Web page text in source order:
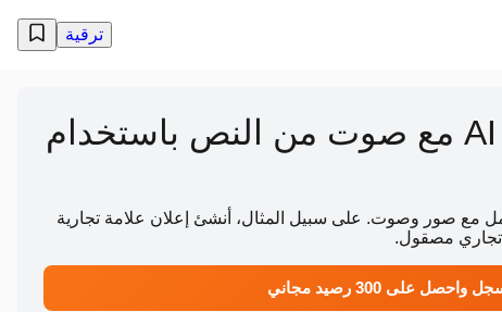
ترقية
أنشئ فيديوهات AI مع صوت من النص باستخدام
مع صور وصوت. على سبيل المثال، أنشئ إعلان علامة تجارية
تجاري مصقول.
واحصل على 300 رصيد مجاني